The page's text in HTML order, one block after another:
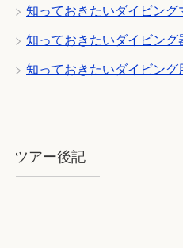
知っておきたいダイビング
知っておきたいダイビング
知っておきたいダイビング
ツアー後記